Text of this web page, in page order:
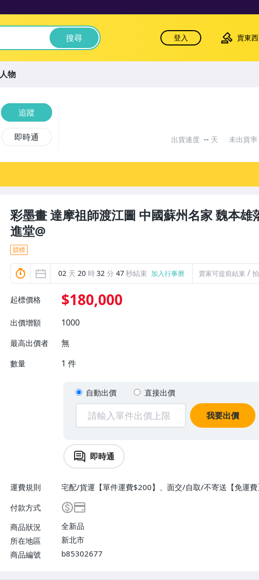
搜尋 登入 賣東西
彩墨畫 達摩祖師渡江圖 中國蘇州名家 魏本雄
進堂@
競標
02 天 20 時32 分 45秒結束 加入行事曆 賣家可提前結束 /
起標價格 $180,000
出價增額 1000
最高出價者 無
數量 1 件
自動出價 直接出價
我要出價
即時通
運費規則
宅配/貨運【單件運費$200】、面交/自取/不寄送【免運費
付款方式
商品狀況
全新品
所在地區
新北市
商品編號
b85302677
追蹤
即時通 出貨速度 -- 天 未出貨率
人物